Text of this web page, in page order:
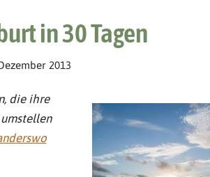
in 30 Tagen
2013
die ihre